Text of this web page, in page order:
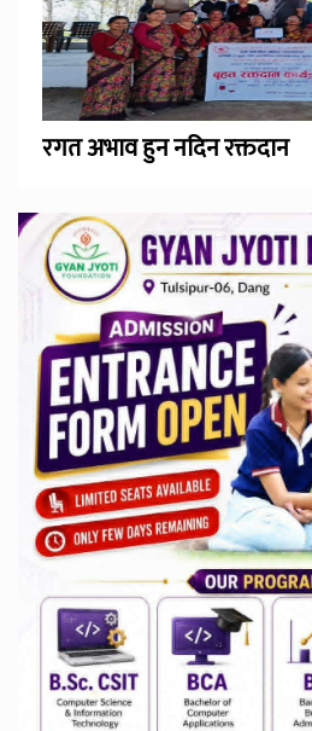
रगत अभाव हुन नदिन रक्तदान